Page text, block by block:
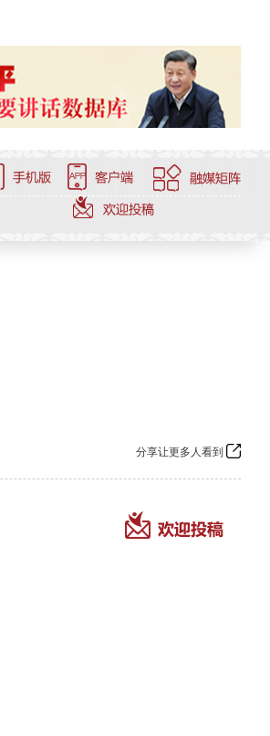
分享让更多人看到